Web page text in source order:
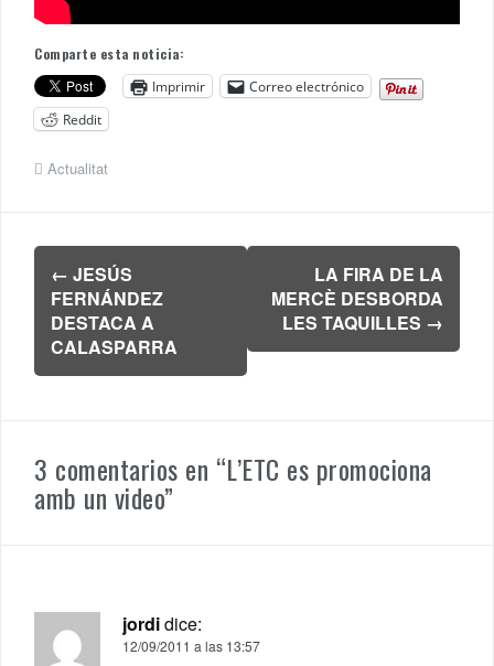
Comparte esta noticia:
Imprimir
Correo electrónico
Reddit
Actualitat
Navegación
de
entradas
← JESÚS
FERNÁNDEZ
DESTACA A
CALASPARRA
LA FIRA DE LA
MERCÈ DESBORDA
LES TAQUILLES →
3 comentarios en “L’ETC es promociona
amb un video”
jordidice:
12/09/2011 a las 13:57